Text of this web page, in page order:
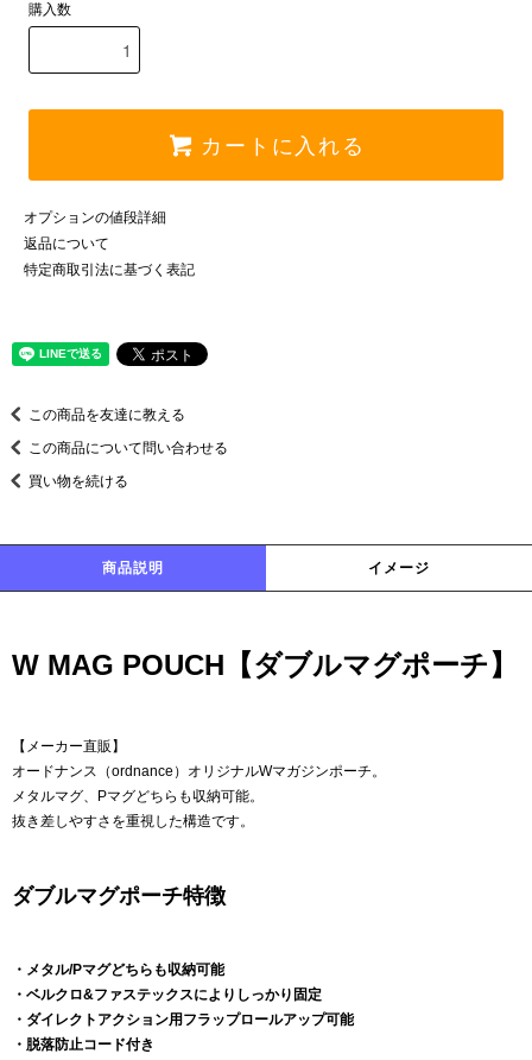
購入数
カートに入れる
オプションの値段詳細
返品について
特定商取引法に基づく表記
この商品を友達に教える
この商品について問い合わせる
買い物を続ける
商品説明 イメージ
W MAG POUCH【ダブルマグポーチ】
【メーカー直販】
オードナンス（ordnance）オリジナルWマガジンポーチ。
メタルマグ、Pマグどちらも収納可能。
抜き差しやすさを重視した構造です。
ダブルマグポーチ特徴
・メタル/Pマグどちらも収納可能
・ベルクロ&ファステックスによりしっかり固定
・ダイレクトアクション用フラップロールアップ可能
・脱落防止コード付き